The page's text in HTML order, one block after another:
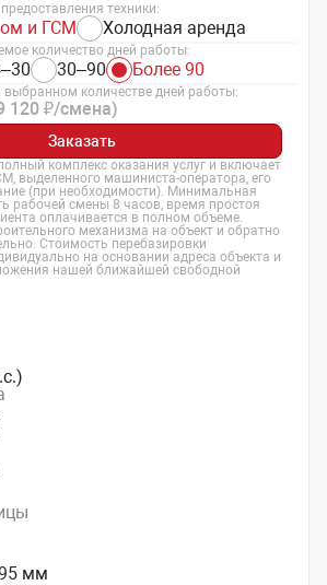
техники:
и ГСМ Холодная аренда
количество дней работы:
30–90 Более 90
выбранном количестве дней работы:
120 ₽/смена)
Заказать
комплекс оказания услуг и включает
выделенного машиниста-оператора, его
(при необходимости). Минимальная
рабочей смены 8 часов, время простоя
оплачивается в полном объеме.
механизма на объект и обратно
Стоимость перебазировки
на основании адреса объекта и
нашей ближайшей свободной
мм